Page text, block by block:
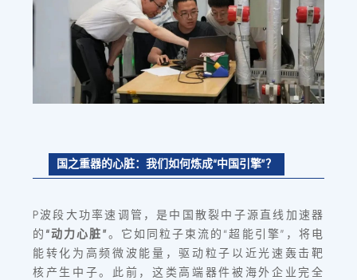
国之重器的心脏：我们如何炼成“中国引擎”？
P波段大功率速调管，是中国散裂中子源直线加速器
的 “动力心脏”。它如同粒子束流的“超能引擎”，将电
能转化为高频微波能量，驱动粒子以近光速轰击靶
核产生中子。此前，这类高端器件被海外企业完全